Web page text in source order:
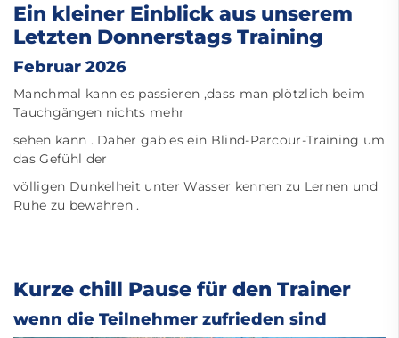
Ein kleiner Einblick aus unserem
Letzten Donnerstags Training
Februar 2026
Manchmal kann es passieren ,dass man plötzlich beim
Tauchgängen nichts mehr
sehen kann . Daher gab es ein Blind-Parcour-Training um
das Gefühl der
völligen Dunkelheit unter Wasser kennen zu Lernen und
Ruhe zu bewahren .
Kurze chill Pause für den Trainer
wenn die Teilnehmer zufrieden sind